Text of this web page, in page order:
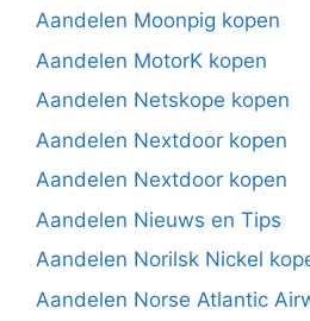
Aandelen Moonpig kopen
Aandelen MotorK kopen
Aandelen Netskope kopen
Aandelen Nextdoor kopen
Aandelen Nextdoor kopen
Aandelen Nieuws en Tips
Aandelen Norilsk Nickel
Aandelen Norse Atlantic